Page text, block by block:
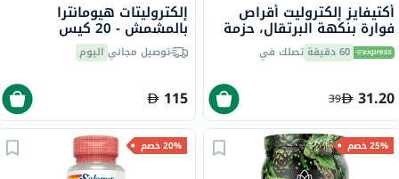
أكتيفايز إلكتروليت أقراص
فوارة بنكهة البرتقال، حزمة
من 20 60 دقيقة تصلك في
31.20
39
إلكتروليتات هيومانترا
بالمشمش - 20 كيس
توصيل مجاني اليوم
115
25% خصم 20% خصم